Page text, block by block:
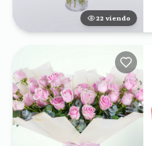
23 viendo